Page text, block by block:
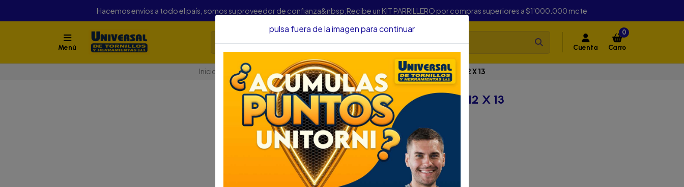
Hacemos envíos a todo el país, somos su proveedor de confianza&nbsp;Recibe un KIT PARRILLERO por compras superiores a $1'000.000 mcte
Menú Cuenta
0
Carro
Inicio Herramientas Herramienta Manual Llaves LLAVE FIJA STANLEY 12 X 13
LLAVE FIJA STANLEY 12 X 13
DESCRIPCIÓN
LLAVE FIJA STANLEY 12 X 13
SKU... 66060020
DESCRIPCIÓN...
pulsa fuera de la imagen para continuar